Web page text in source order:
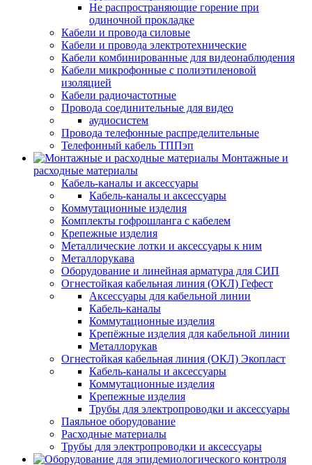
Не распространяющие горение при
одиночной прокладке
Кабели и провода силовые
Кабели и провода электротехнические
Кабели комбинированные для видеонаблюдения
Кабели микрофонные с полиэтиленовой
изоляцией
Кабели радиочастотные
Провода соединительные для видео
аудиосистем
Провода телефонные распределительные
Телефонный кабель ТППэп
Монтажные и
расходные материалы
Кабель-каналы и аксессуары
Кабель-каналы и аксессуары
Коммутационные изделия
Комплекты гофрошланга с кабелем
Крепежные изделия
Металлические лотки и аксессуары к ним
Металлорукава
Оборудование и линейная арматура для СИП
Огнестойкая кабельная линия (ОКЛ) Гефест
Аксессуары для кабельной линии
Кабель-каналы
Коммутационные изделия
Крепёжные изделия для кабельной линии
Металлорукав
Огнестойкая кабельная линия (ОКЛ) Экопласт
Кабель-каналы и аксессуары
Коммутационные изделия
Крепежные изделия
Трубы для электропроводки и аксессуары
Паяльное оборудование
Расходные материалы
Трубы для электропроводки и аксессуары